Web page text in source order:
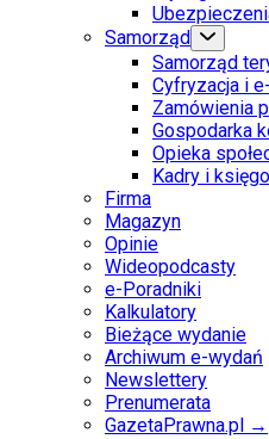
Samorząd
Samorząd
Cyfryzacja i
Zamówienia
Gospodarka
Opieka
Kadry i
Firma
Magazyn
Opinie
Wideopodcasty
e-Poradniki
Kalkulatory
Bieżące wydanie
Archiwum e-wydań
Newslettery
Prenumerata
GazetaPrawna.pl →